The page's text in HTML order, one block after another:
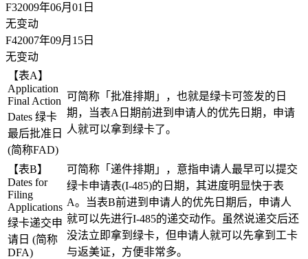
F32009年06月01日
无变动
F42007年09月15日
无变动
【表A】
Application
Final Action
Dates 绿卡
最后批准日
(简称FAD)
可简称「批准排期」，也就是绿卡可签发的日
期，当表A日期前进到申请人的优先日期，申请
人就可以拿到绿卡了。
【表B】
Dates for
Filing
Applications
绿卡递交申
请日 (简称
DFA)
可简称「递件排期」，意指申请人最早可以提交
绿卡申请表(I-485)的日期，其进度明显快于表
A。当表B前进到申请人的优先日期后，申请人
就可以先进行I-485的递交动作。虽然说递交后还
没法立即拿到绿卡，但申请人就可以先拿到工卡
与返美证，方便非常多。